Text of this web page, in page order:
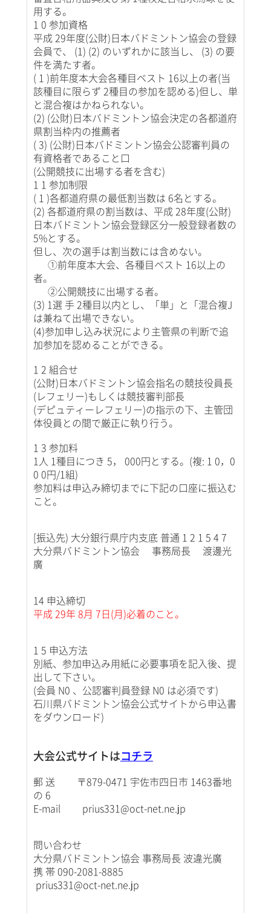
用する。
1 0 参加資格
平成 29年度(公財)日本バドミントン協会の登録
会員で、 (1) (2) のいずれかに該当し、 (3) の要
件を満たす者。
( 1 )前年度本大会各種目ベスト 16以上の者(当
該種目に限らず 2種目の参加を認める)但し、単
と混合複はかねられない。
(2) (公財)日本バドミントン協会決定の各都道府
県割当枠内の推薦者
( 3) (公財)日本バドミントン協会公認審判員の
有資格者であること口
(公開競技に出場する者を含む)
1 1 参加制限
( 1 )各都道府県の最低割当数は 6名とする。
(2) 各都道府県の割当数は、平成 28年度(公財)
日本バドミントン協会登録区分一般登録者数の
5%とする。
但し、次の選手は割当数には含めない。
①前年度本大会、各種目ベスト 16以上の
者。
②公開競技に出場する者。
(3) 1選 手 2種目以内とし、「単」と「混合複J
は兼ねて出場できない。
(4)参加申し込み状況により主管県の判断で追
加参加を認めることができる。
1 2 組合せ
(公財)日本バドミントン協会指名の競技役員長
(レフェリー)もしくは競技審判部長
(デピュティーレフェリー)の指示の下、主管団
体役員との間で厳正に執り行う。
1 3 参加料
1人 1種目につき 5， 000円とする。(複: 1 0，0
0 0円/1組)
参加料は申込み締切までに下記の口座に振込む
こと。
[振込先) 大分銀行県庁内支底 普通 1 2 1 5 4 7
大分県バドミントン協会 事務局長 渡邊光
廣
14 申込締切
平成 29年 8月 7日(月)必着のこと。
1 5 申込方法
別紙、参加申込み用紙に必要事項を記入後、提
出して下さい。
(会員 N0 、公認審判員登録 N0 は必須です)
石川県バドミントン協会公式サイトから申込書
をダウンロード)
大会公式サイトはコチラ
郵 送 〒879-0471 宇佐市四日市 1463番地
の 6
E-mail prius331@oct-net.ne.jp
問い合わせ
大分県バドミントン協会 事務局長 波違光廣
携 帯 090-2081-8885
prius331@oct-net.ne.jp